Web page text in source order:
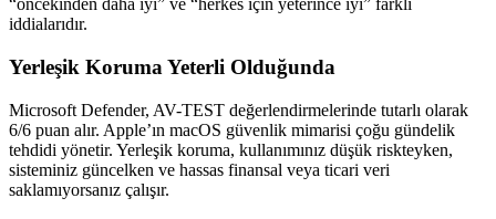
“öncekinden daha iyi” ve “herkes için yeterince iyi” farklı
iddialarıdır.
Yerleşik Koruma Yeterli Olduğunda
Microsoft Defender, AV-TEST değerlendirmelerinde tutarlı olarak
6/6 puan alır. Apple’ın macOS güvenlik mimarisi çoğu gündelik
tehdidi yönetir. Yerleşik koruma, kullanımınız düşük riskteyken,
sisteminiz güncelken ve hassas finansal veya ticari veri
saklamıyorsanız çalışır.